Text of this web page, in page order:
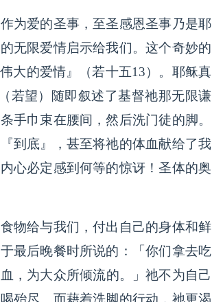
作为爱的圣事，至圣感恩圣事乃是耶
无限爱情启示给我们。这个奇妙的
大的爱情』（若十五13）。耶稣真
若望）随即叙述了基督祂那无限谦
手巾束在腰间，然后洗门徒的脚。
到底』，甚至将祂的体血献给了我
心必定感到何等的惊讶！圣体的奥
物给与我们，付出自己的身体和鲜
最后晚餐时所说的：
「你们拿去吃
，为大众所倾流的。」祂不为自己
殆尽。而藉着洗脚的行动，祂更渴